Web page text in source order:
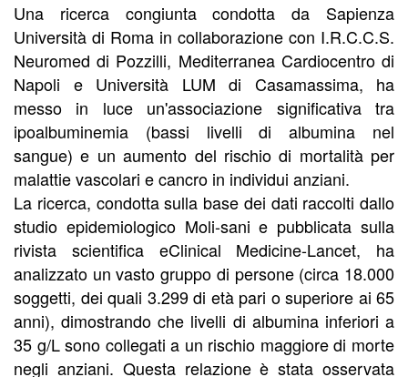
Una ricerca congiunta condotta da Sapienza
Università di Roma in collaborazione con I.R.C.C.S.
Neuromed di Pozzilli, Mediterranea Cardiocentro di
Napoli e Università LUM di Casamassima, ha
messo in luce un'associazione significativa tra
ipoalbuminemia (bassi livelli di albumina nel
sangue) e un aumento del rischio di mortalità per
malattie vascolari e cancro in individui anziani.
La ricerca, condotta sulla base dei dati raccolti dallo
studio epidemiologico Moli-sani e pubblicata sulla
rivista scientifica eClinical Medicine-Lancet, ha
analizzato un vasto gruppo di persone (circa 18.000
soggetti, dei quali 3.299 di età pari o superiore ai 65
anni), dimostrando che livelli di albumina inferiori a
35 g/L sono collegati a un rischio maggiore di morte
negli anziani. Questa relazione è stata osservata